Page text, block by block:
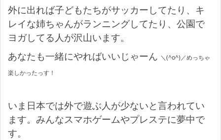
外に出れば子どもたちがサッカーしてたり、キ
レイな姉ちゃんがランニングしてたり、公園で
ヨガしてる人が沢山います。
あなたも一緒にやればいいじゃーん ＼(^o^)／めっちゃ
楽しかったっす！
いま日本では外で遊ぶ人が少ないと言われてい
ます。みんなスマホゲームやプレステに夢中で
す。